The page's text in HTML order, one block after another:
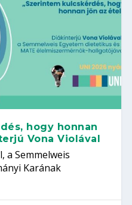
hogy honnan
Vona Violával
a Semmelweis
Karának